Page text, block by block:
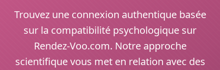
Trouvez une connexion authentique basée
sur la compatibilité psychologique sur
Rendez-Voo.com. Notre approche
scientifique vous met en relation avec des